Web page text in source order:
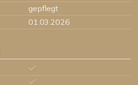
gepflegt
01.03.2026